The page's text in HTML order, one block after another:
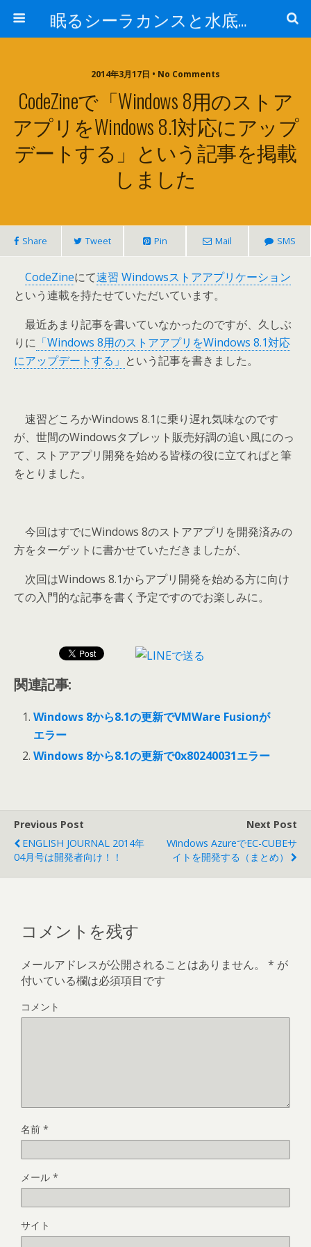
眠るシーラカンスと水底のプログラマー
2014年3月17日 • No Comments
CodeZineで「Windows 8用のストア
アプリをWindows 8.1対応にアップ
デートする」という記事を掲載
しました
Share Tweet Pin Mail SMS
CodeZineにて速習 Windowsストアアプリケーション
という連載を持たせていただいています。
最近あまり記事を書いていなかったのですが、久しぶ
りに 「Windows 8用のストアアプリをWindows 8.1対応
にアップデートする」 という記事を書きました。
速習どころかWindows 8.1に乗り遅れ気味なのです
が、世間のWindowsタブレット販売好調の追い風にのっ
て、ストアアプリ開発を始める皆様の役に立てればと筆
をとりました。
今回はすでにWindows 8のストアアプリを開発済みの
方をターゲットに書かせていただきましたが、
次回はWindows 8.1からアプリ開発を始める方に向け
ての入門的な記事を書く予定ですのでお楽しみに。
関連記事:
Windows 8から8.1の更新でVMWare Fusionが
エラー
Windows 8から8.1の更新で0x80240031エラー
Previous Post
ENGLISH JOURNAL 2014年
04月号は開発者向け！！
Next Post
Windows AzureでEC-CUBEサ
イトを開発する（まとめ）
コメントを残す
メールアドレスが公開されることはありません。 * が
付いている欄は必須項目です
コメント
名前 *
メール *
サイト